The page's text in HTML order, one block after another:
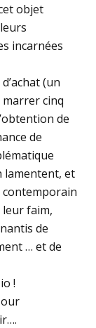
objet
incarnées
(un
cinq
de
de
lamentent, et
contemporain
faim,
de
… et de
!